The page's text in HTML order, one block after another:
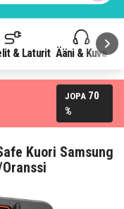
& Laturit Ääni & Kuva
JOPA 70
%
Kuori Samsung